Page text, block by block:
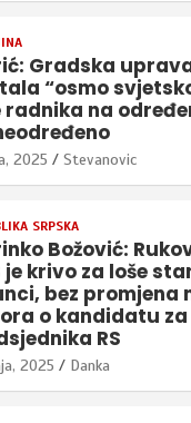
Gradska
“osmo
radnika na
2025 Stevanovic
SRPSKA
Božović:
je krivo za loše
bez promjena
o kandidatu za
RS
2025 Danka